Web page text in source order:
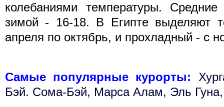
колебаниями температуры.
зимой - 16-18. В Египте выделяют
апреля по октябрь, и прохладный - с
Самые популярные курорты:
Бэй. Сома-Бэй, Марса Алам, Эль